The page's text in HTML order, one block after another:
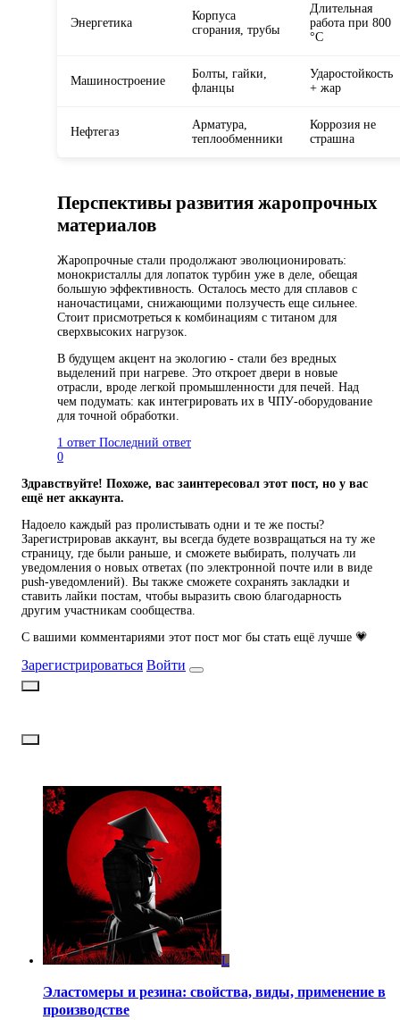
Энергетика
Корпуса
сгорания, трубы
Длительная
работа при 800
°C
Машиностроение
Болты, гайки,
фланцы
Ударостойкость
+ жар
Нефтегаз
Арматура,
теплообменники
Коррозия не
страшна
Перспективы развития жаропрочных
материалов
Жаропрочные стали продолжают эволюционировать:
монокристаллы для лопаток турбин уже в деле, обещая
большую эффективность. Осталось место для сплавов с
наночастицами, снижающими ползучесть еще сильнее.
Стоит присмотреться к комбинациям с титаном для
сверхвысоких нагрузок.
В будущем акцент на экологию - стали без вредных
выделений при нагреве. Это откроет двери в новые
отрасли, вроде легкой промышленности для печей. Над
чем подумать: как интегрировать их в ЧПУ-оборудование
для точной обработки.
1 ответ Последний ответ
0
Здравствуйте! Похоже, вас заинтересовал этот пост, но у вас
ещё нет аккаунта.
Надоело каждый раз пролистывать одни и те же посты?
Зарегистрировав аккаунт, вы всегда будете возвращаться на ту же
страницу, где были раньше, и сможете выбирать, получать ли
уведомления о новых ответах (по электронной почте или в виде
push-уведомлений). Вы также сможете сохранять закладки и
ставить лайки постам, чтобы выразить свою благодарность
другим участникам сообщества.
С вашими комментариями этот пост мог бы стать ещё лучше 💗
Зарегистрироваться Войти
L
Эластомеры и резина: свойства, виды, применение в
производстве